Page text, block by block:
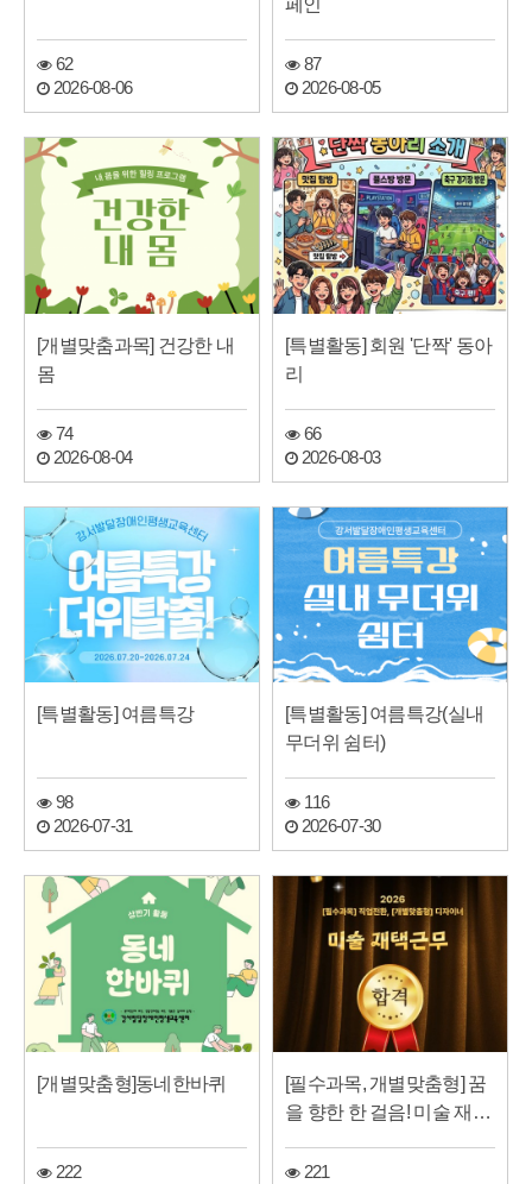
62
2026-08-06
페인
87
2026-08-05
[개별맞춤과목] 건강한 내
몸
74
2026-08-04
[특별활동] 회원 '단짝' 동아
리
66
2026-08-03
[특별활동] 여름특강
98
2026-07-31
[특별활동] 여름특강(실내
무더위 쉼터)
116
2026-07-30
[개별맞춤형]동네한바퀴
222
[필수과목, 개별맞춤형] 꿈
을 향한 한 걸음! 미술 재택
221